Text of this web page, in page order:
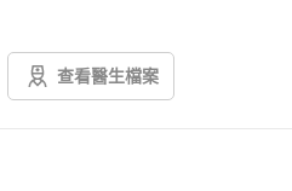
查看醫生檔案